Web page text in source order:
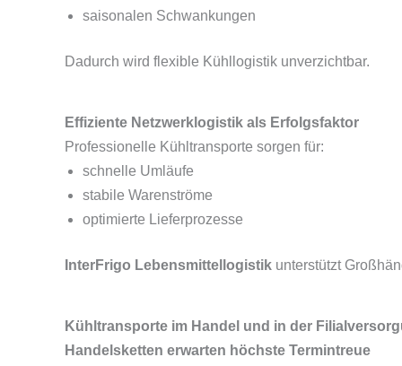
saisonalen Schwankungen
Dadurch wird flexible Kühllogistik unverzichtbar.
Effiziente Netzwerklogistik als Erfolgsfaktor
Professionelle Kühltransporte sorgen für:
schnelle Umläufe
stabile Warenströme
optimierte Lieferprozesse
InterFrigo Lebensmittellogistik unterstützt
Kühltransporte im Handel und in der
Handelsketten erwarten höchste Termintreue